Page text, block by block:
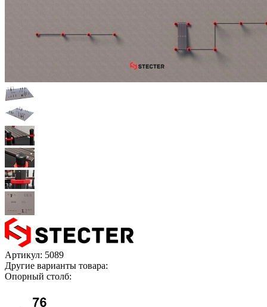
Артикул: 5089
Другие варианты товара:
Опорный столб: